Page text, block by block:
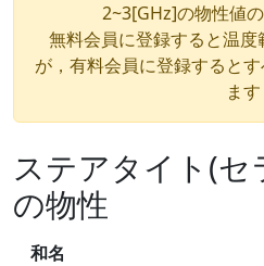
2~3[GHz]の物性値
無料会員に登録すると温
が，有料会員に登録すると
ます
ステアタイト(セ
の物性
和名